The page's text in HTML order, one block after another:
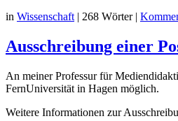
in Wissenschaft | 268 Wörter |
Ausschreibung einer
An meiner Professur für
FernUniversität in Hagen möglich.
Weitere Informationen zur